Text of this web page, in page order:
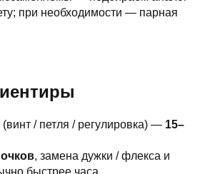
при необходимости — парная
/ петля / регулировка) — 15–
, замена дужки / флекса и
быстрее часа.